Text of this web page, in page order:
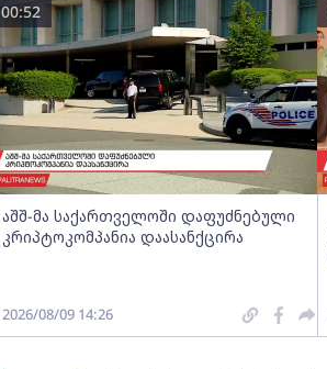
აშშ-მა საქართველოში დაფუძნებული
კრიპტოკომპანია დაასანქცირა
00:52
2026/08/09 14:26